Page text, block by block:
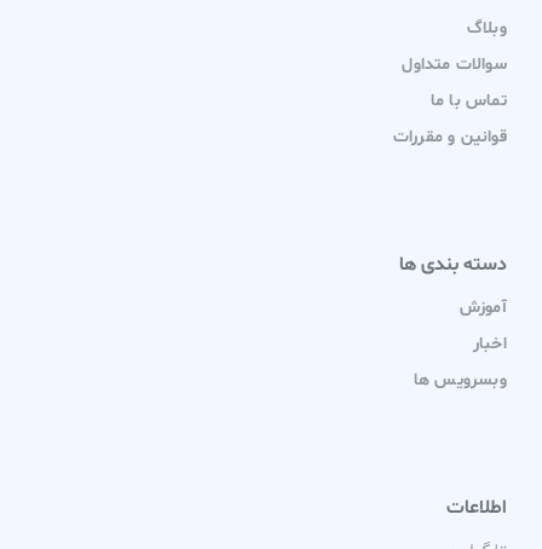
وبلاگ
سوالات متداول
تماس با ما
قوانین و مقررات
دسته بندی ها
آموزش
اخبار
وبسرویس ها
اطلاعات